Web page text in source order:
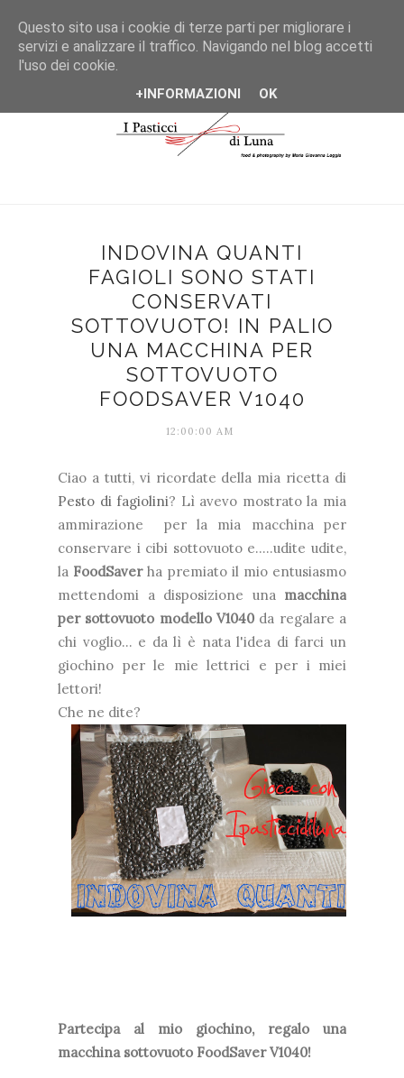
INDOVINA QUANTI
FAGIOLI SONO STATI
CONSERVATI
SOTTOVUOTO! IN PALIO
UNA MACCHINA PER
SOTTOVUOTO
FOODSAVER V1040
12:00:00 AM
Ciao a tutti, vi ricordate della mia ricetta di
Pesto di fagiolini? Lì avevo mostrato la mia
ammirazione per la mia macchina per
conservare i cibi sottovuoto e.....udite udite,
la FoodSaverha premiato il mio entusiasmo
mettendomi a disposizione una macchina
per sottovuoto modello V1040 da regalare a
chi voglio... e da lì è nata l'idea di farci un
giochino per le mie lettrici e per i miei
lettori!
Che ne dite?
Partecipa al mio giochino, regalo una
macchina sottovuoto FoodSaver V1040!
Questo sito usa i cookie di terze parti per migliorare i
servizi e analizzare il traffico. Navigando nel blog accetti
l'uso dei cookie.
+INFORMAZIONI OK